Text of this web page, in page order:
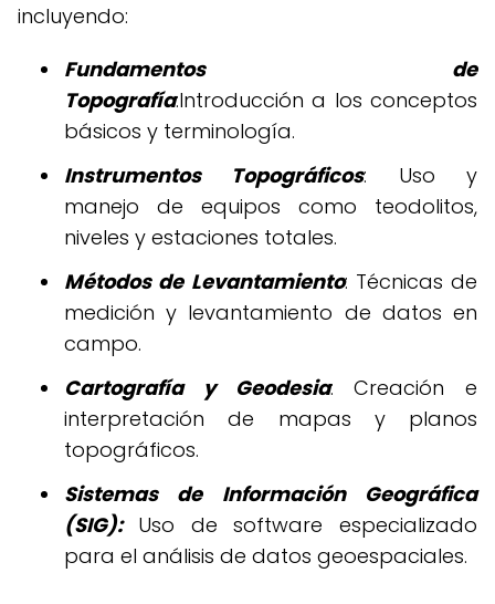
incluyendo:
Fundamentos de
Topografía:Introducción a los conceptos
básicos y terminología.
Instrumentos Topográficos: Uso y
manejo de equipos como teodolitos,
niveles y estaciones totales.
Métodos de Levantamiento: Técnicas de
medición y levantamiento de datos en
campo.
Cartografía y Geodesia: Creación e
interpretación de mapas y planos
topográficos.
Sistemas de Información Geográfica
(SIG): Uso de software especializado
para el análisis de datos geoespaciales.